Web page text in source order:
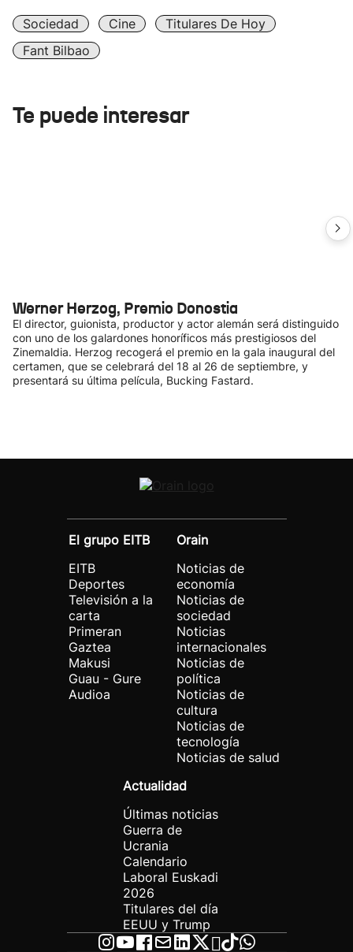
Sociedad Cine
Titulares De Hoy
Fant Bilbao
Te puede interesar
Werner Herzog, Premio Donostia
El director, guionista, productor y actor alemán será distinguido
con uno de los galardones honoríficos más prestigiosos del
Zinemaldia. Herzog recogerá el premio en la gala inaugural del
certamen, que se celebrará del 18 al 26 de septiembre, y
presentará su última película, Bucking Fastard.
El grupo EITB
EITB
Deportes
Televisión a la
carta
Primeran
Gaztea
Makusi
Guau - Gure
Audioa
Orain
Noticias de
economía
Noticias de
sociedad
Noticias
internacionales
Noticias de
política
Noticias de
cultura
Noticias de
tecnología
Noticias de salud
Actualidad
Últimas noticias
Guerra de
Ucrania
Calendario
Laboral Euskadi
2026
Titulares del día
EEUU y Trump